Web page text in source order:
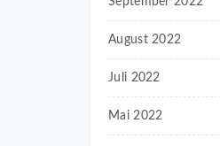
August 2022
Juli 2022
Mai 2022